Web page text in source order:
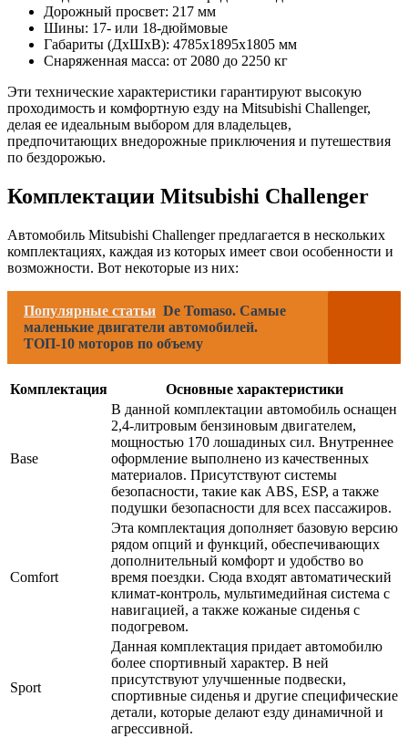
Дорожный просвет: 217 мм
Шины: 17- или 18-дюймовые
Габариты (ДхШхВ): 4785x1895x1805 мм
Снаряженная масса: от 2080 до 2250 кг
Эти технические характеристики гарантируют высокую
проходимость и комфортную езду на Mitsubishi Challenger,
делая ее идеальным выбором для владельцев,
предпочитающих внедорожные приключения и путешествия
по бездорожью.
Комплектации Mitsubishi Challenger
Автомобиль Mitsubishi Challenger предлагается в нескольких
комплектациях, каждая из которых имеет свои особенности и
возможности. Вот некоторые из них:
Популярные статьи De Tomaso. Самые
маленькие двигатели автомобилей.
ТОП-10 моторов по объему
Комплектация Основные характеристики
Base
В данной комплектации автомобиль оснащен
2,4-литровым бензиновым двигателем,
мощностью 170 лошадиных сил. Внутреннее
оформление выполнено из качественных
материалов. Присутствуют системы
безопасности, такие как ABS, ESP, а также
подушки безопасности для всех пассажиров.
Comfort
Эта комплектация дополняет базовую версию
рядом опций и функций, обеспечивающих
дополнительный комфорт и удобство во
время поездки. Сюда входят автоматический
климат-контроль, мультимедийная система с
навигацией, а также кожаные сиденья с
подогревом.
Sport
Данная комплектация придает автомобилю
более спортивный характер. В ней
присутствуют улучшенные подвески,
спортивные сиденья и другие специфические
детали, которые делают езду динамичной и
агрессивной.